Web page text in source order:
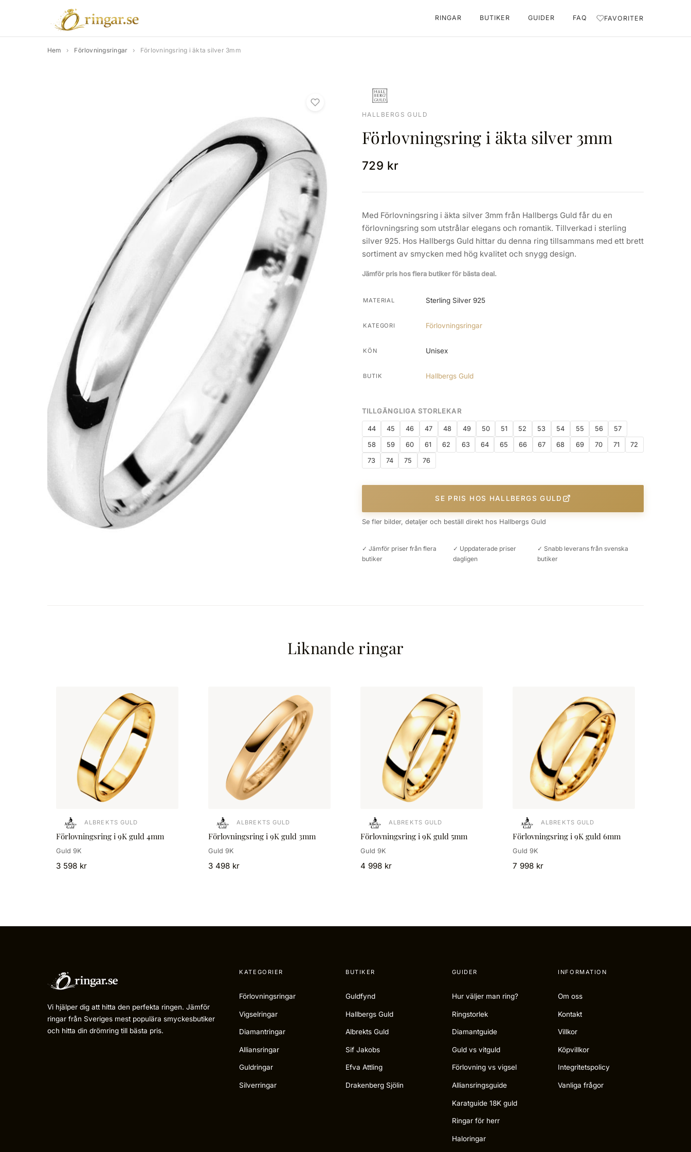
RINGAR BUTIKER GUIDER FAQ FAVORITER
Hem › Förlovningsringar › Förlovningsring i äkta silver 3mm
HALLBERGS GULD
Förlovningsring i äkta silver 3mm
729 kr
Med Förlovningsring i äkta silver 3mm från Hallbergs Guld får du en
förlovningsring som utstrålar elegans och romantik. Tillverkad i sterling
silver 925. Hos Hallbergs Guld hittar du denna ring tillsammans med ett brett
sortiment av smycken med hög kvalitet och snygg design.
Jämför pris hos flera butiker för bästa deal.
MATERIAL Sterling Silver 925
KATEGORI Förlovningsringar
KÖN Unisex
BUTIK Hallbergs Guld
TILLGÄNGLIGA STORLEKAR
44 45 46 47 48 49 50 51 52 53 54 55 56 57
58 59 60 61 62 63 64 65 66 67 68 69 70 71 72
73 74 75 76
SE PRIS HOS HALLBERGS GULD
Se fler bilder, detaljer och beställ direkt hos Hallbergs Guld
✓ Jämför priser från flera
butiker
✓ Uppdaterade priser
dagligen
✓ Snabb leverans från svenska
butiker
Liknande ringar
ALBREKTS GULD
Förlovningsring i 9K guld 4mm
Guld 9K
3 598 kr
ALBREKTS GULD
Förlovningsring i 9K guld 3mm
Guld 9K
3 498 kr
ALBREKTS GULD
Förlovningsring i 9K guld 5mm
Guld 9K
4 998 kr
ALBREKTS GULD
Förlovningsring i 9K guld 6mm
Guld 9K
7 998 kr
Vi hjälper dig att hitta den perfekta ringen. Jämför
ringar från Sveriges mest populära smyckesbutiker
och hitta din drömring till bästa pris.
KATEGORIER
Förlovningsringar
Vigselringar
Diamantringar
Alliansringar
Guldringar
Silverringar
BUTIKER
Guldfynd
Hallbergs Guld
Albrekts Guld
Sif Jakobs
Efva Attling
Drakenberg Sjölin
GUIDER
Hur väljer man ring?
Ringstorlek
Diamantguide
Guld vs vitguld
Förlovning vs vigsel
Alliansringsguide
Karatguide 18K guld
Ringar för herr
Haloringar
INFORMATION
Om oss
Kontakt
Villkor
Köpvillkor
Integritetspolicy
Vanliga frågor